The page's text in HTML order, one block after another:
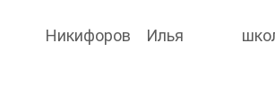
Никифоров Илья